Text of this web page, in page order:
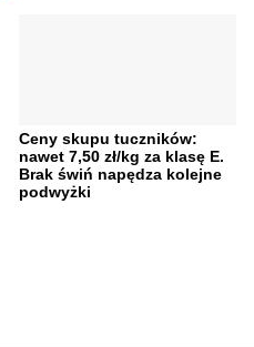
Ceny skupu tuczników:
nawet 7,50 zł/kg za klasę E.
Brak świń napędza kolejne
podwyżki